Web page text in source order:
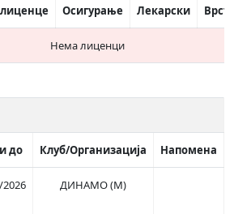
лиценце Осигурање Лекарски
Нема лиценци
до Клуб/Организација Напомена
ДИНАМО (М)